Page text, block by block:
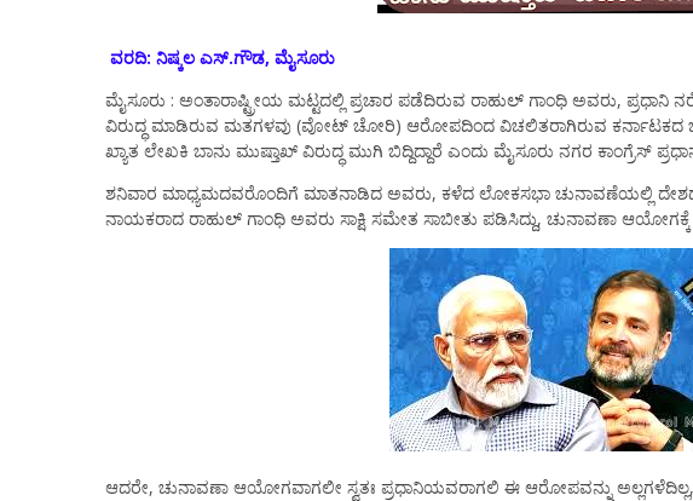
ವರದಿ: ನಿಷ್ಕಲ ಎಸ್.ಗೌಡ, ಮೈಸೂರು
ಮೈಸೂರು : ಅಂತಾರಾಷ್ಟ್ರೀಯ ಮಟ್ಟದಲ್ಲಿ ಪ್ರಚಾರ ಪಡೆದಿರುವ ರಾಹುಲ್ ಗಾಂಧಿ ಅವರು,
ವಿರುದ್ಧ ಮಾಡಿರುವ ಮತಗಳವು (ವೋಟ್ ಚೋರಿ) ಆರೋಪದಿಂದ ವಿಚಲಿತರಾಗಿರುವ
ಖ್ಯಾತ ಲೇಖಕಿ ಬಾನು ಮುಷ್ತಾಖ್ ವಿರುದ್ಧ ಮುಗಿ ಬಿದ್ದಿದ್ದಾರೆ ಎಂದು ಮೈಸೂರು ನಗರ ಕಾಂಗ್ರೆಸ್
ಶನಿವಾರ ಮಾಧ್ಯಮದವರೊಂದಿಗೆ ಮಾತನಾಡಿದ ಅವರು, ಕಳೆದ ಲೋಕಸಭಾ ಚುನಾವಣೆಯಲ್ಲಿ
ನಾಯಕರಾದ ರಾಹುಲ್ ಗಾಂಧಿ ಅವರು ಸಾಕ್ಷಿ ಸಮೇತ ಸಾಬೀತು ಪಡಿಸಿದ್ದು, ಚುನಾವಣಾ ಆಯೋಗಕ್ಕೆ
ಆದರೇ, ಚುನಾವಣಾ ಆಯೋಗವಾಗಲೀ ಸ್ವತಃ ಪ್ರಧಾನಿಯವರಾಗಲಿ ಈ ಆರೋಪವನ್ನು